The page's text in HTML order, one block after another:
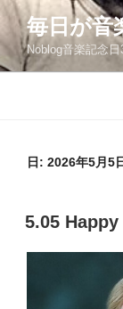
コ
テ
ン
毎日が音
Noblog音楽記念日
日: 2026年5月5
投
稿
5.05